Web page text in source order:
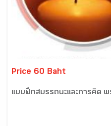
Price 60 Baht
แบบฝึกสมรรถนะและการคิด